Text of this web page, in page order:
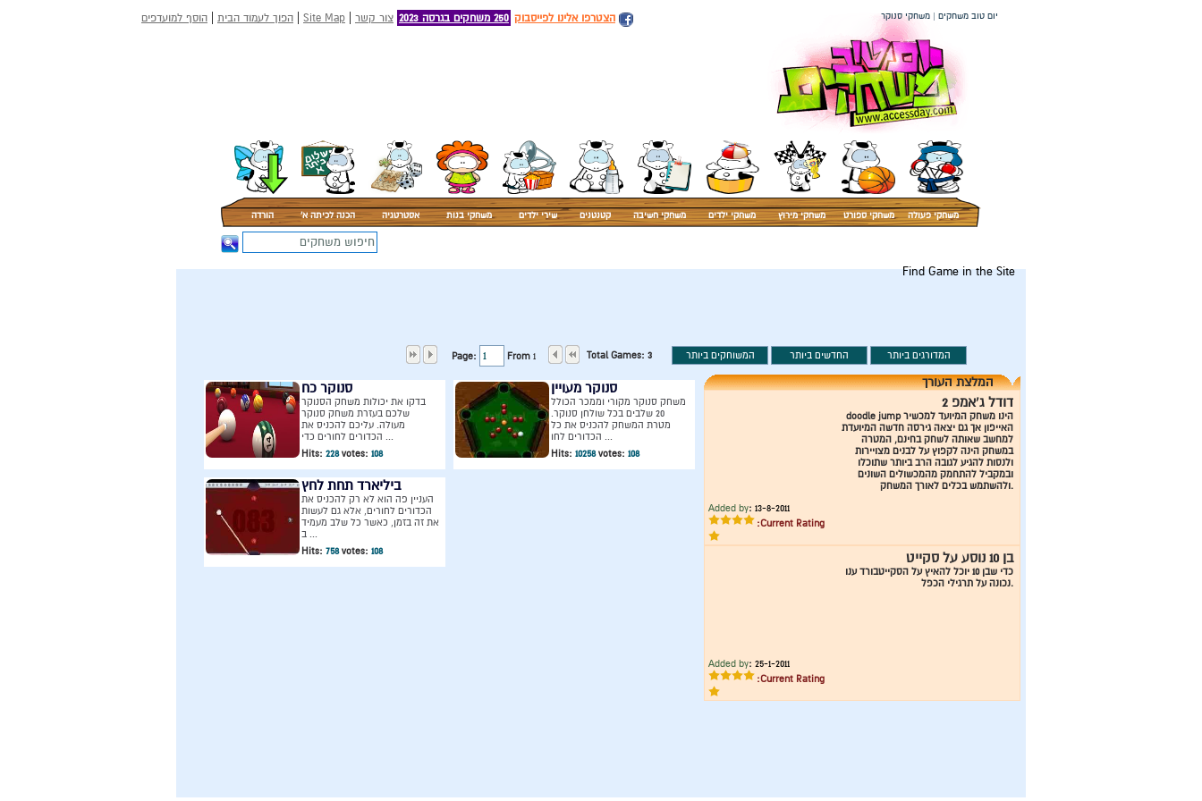
יום טוב משחקים | משחקי סנוקר הפוך לעמוד הבית | הוסף למועדפים | Site Map | צור קשר 250 משחקים בגרסה 2023 הצטרפו אלינו לפייסבוק
משחקי פעולה משחקי ספורט משחקי מירוץ משחקי ילדים משחקי חשיבה קטנטנים שירי ילדים משחקי בנות אסטרטגיה הכנה לכיתה א' הורדה
Find Game in the Site
Page: From 1 Total Games: 3
סנוקר כח
בדקו את יכולות משחק הסנוקר
שלכם בעזרת משחק סנוקר
מעולה. עליכם להכניס את
הכדורים לחורים כדי ...
Hits: 228votes: 108
סנוקר מעויין
משחק סנוקר מקורי וממכר הכולל
20 שלבים בכל שולחן סנוקר.
מטרת המשחק להכניס את כל
הכדורים לחו ...
Hits: 10258votes: 108
ביליארד תחת לחץ
העניין פה הוא לא רק להכניס את
הכדורים לחורים, אלא גם לעשות
את זה בזמן, כאשר כל שלב מעמיד
ב ...
Hits: 758votes: 108
המלצת העורך
דודל ג`אמפ 2
doodle jump הינו משחק המיועד למכשיר
האייפון אך גם יצאה גירסה חדשה המיועדת
למחשב שאותה לשחק בחינם, המטרה
במשחק הינה לקפוץ על לבנים מצויירות
ולנסות להגיע לגובה הרב ביותר שתוכלו
ובמקביל להתחמק מהמכשולים השונים
ולהשתמש בכלים לאורך המשחק.
Added by: 13-8-2011
Current Rating:
בן 10 נוסע על סקייט
כדי שבן 10 יוכל להאיץ על הסקייטבורד ענו
נכונה על תרגילי הכפל.
Added by: 25-1-2011
Current Rating: